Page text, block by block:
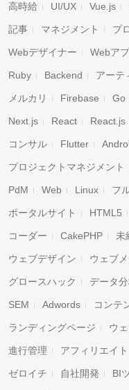
キャンセル
高時給 UI/UX Vue.js
記事 マネジメント プ
Webデザイナー Webア
Ruby Backend アーテ
メルカリ Firebase Go
Next.js React React.js
コンサル Flutter
プロジェクトマネジメント
PdM Web Linux フ
ポータルサイト HTML5
コーダー CakePHP 未
ウェブデザイン ウェブ
グロースハック データ
SEM Adwords コンテ
ランディングページ ウ
進行管理 アフィリエイト
ゼロイチ 自社開発 BI